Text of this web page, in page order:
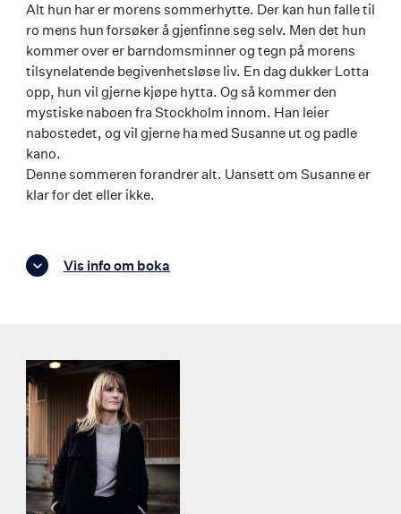
Alt hun har er morens sommerhytte. Der kan hun falle til
ro mens hun forsøker å gjenfinne seg selv. Men det hun
kommer over er barndomsminner og tegn på morens
tilsynelatende begivenhetsløse liv. En dag dukker Lotta
opp, hun vil gjerne kjøpe hytta. Og så kommer den
mystiske naboen fra Stockholm innom. Han leier
nabostedet, og vil gjerne ha med Susanne ut og padle
kano.
Denne sommeren forandrer alt. Uansett om Susanne er
klar for det eller ikke.
Vis info om boka